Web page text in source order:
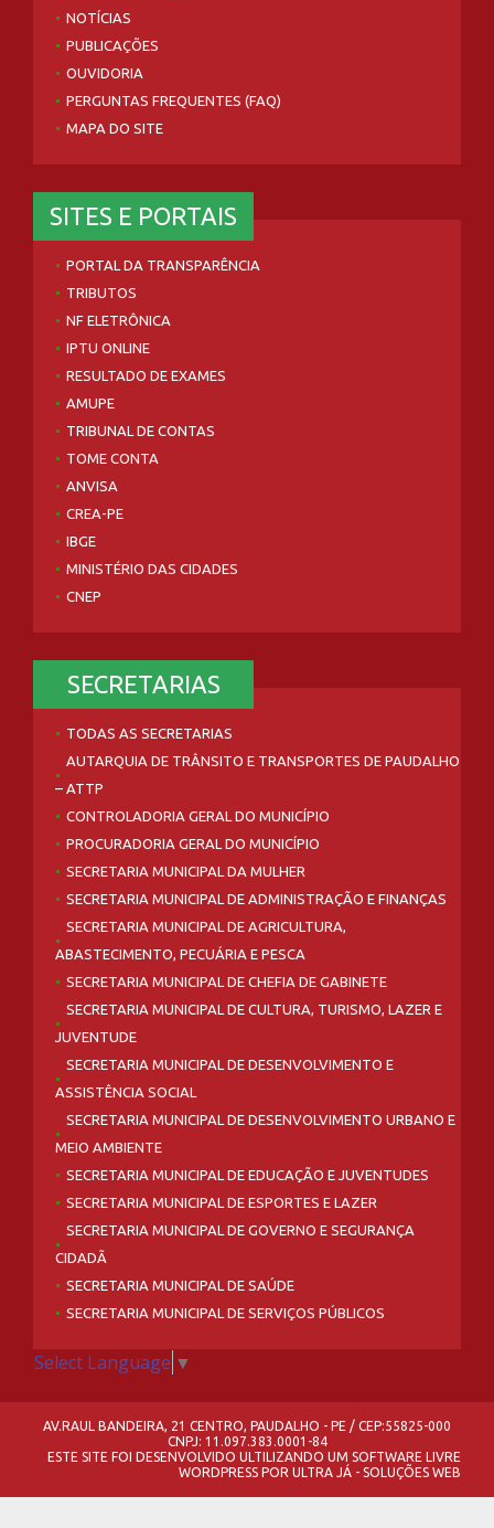
NOTÍCIAS
PUBLICAÇÕES
OUVIDORIA
PERGUNTAS FREQUENTES (FAQ)
MAPA DO SITE
SITES E PORTAIS
PORTAL DA TRANSPARÊNCIA
TRIBUTOS
NF ELETRÔNICA
IPTU ONLINE
RESULTADO DE EXAMES
AMUPE
TRIBUNAL DE CONTAS
TOME CONTA
ANVISA
CREA-PE
IBGE
MINISTÉRIO DAS CIDADES
CNEP
SECRETARIAS
TODAS AS SECRETARIAS
AUTARQUIA DE TRÂNSITO E TRANSPORTES DE PAUDALHO
– ATTP
CONTROLADORIA GERAL DO MUNICÍPIO
PROCURADORIA GERAL DO MUNICÍPIO
SECRETARIA MUNICIPAL DA MULHER
SECRETARIA MUNICIPAL DE ADMINISTRAÇÃO E FINANÇAS
SECRETARIA MUNICIPAL DE AGRICULTURA,
ABASTECIMENTO, PECUÁRIA E PESCA
SECRETARIA MUNICIPAL DE CHEFIA DE GABINETE
SECRETARIA MUNICIPAL DE CULTURA, TURISMO, LAZER E
JUVENTUDE
SECRETARIA MUNICIPAL DE DESENVOLVIMENTO E
ASSISTÊNCIA SOCIAL
SECRETARIA MUNICIPAL DE DESENVOLVIMENTO URBANO E
MEIO AMBIENTE
SECRETARIA MUNICIPAL DE EDUCAÇÃO E JUVENTUDES
SECRETARIA MUNICIPAL DE ESPORTES E LAZER
SECRETARIA MUNICIPAL DE GOVERNO E SEGURANÇA
CIDADÃ
SECRETARIA MUNICIPAL DE SAÚDE
SECRETARIA MUNICIPAL DE SERVIÇOS PÚBLICOS
Select Language ▼
AV.RAUL BANDEIRA, 21 CENTRO, PAUDALHO - PE / CEP:55825-000
CNPJ: 11.097.383.0001-84
ESTE SITE FOI DESENVOLVIDO ULTILIZANDO UM SOFTWARE LIVRE
WORDPRESS POR ULTRA JÁ - SOLUÇÕES WEB